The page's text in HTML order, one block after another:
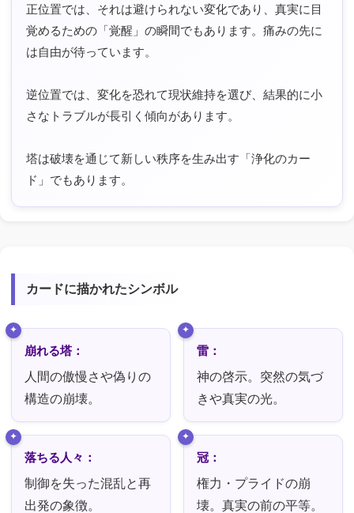
正位置では、それは避けられない変化であり、真実に目
覚めるための「覚醒」の瞬間でもあります。痛みの先に
は自由が待っています。
逆位置では、変化を恐れて現状維持を選び、結果的に小
さなトラブルが長引く傾向があります。
塔は破壊を通じて新しい秩序を生み出す「浄化のカー
ド」でもあります。
カードに描かれたシンボル
崩れる塔：
人間の傲慢さや偽りの
構造の崩壊。
雷：
神の啓示。突然の気づ
きや真実の光。
落ちる人々：
制御を失った混乱と再
出発の象徴。
冠：
権力・プライドの崩
壊。真実の前の平等。